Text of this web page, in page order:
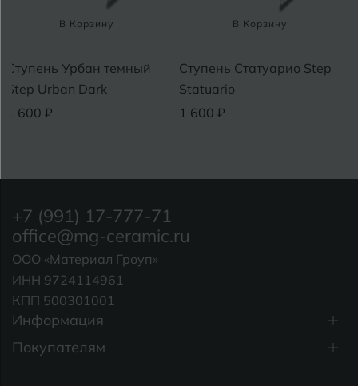
В Корзину
Ступень Урбан темный
Step Urban Dark
1 600 ₽
В Корзину
Ступень Статуарио Step
Statuario
1 600 ₽
Информация
Покупателям
+7 (991) 17-777-71
office@mg-ceramic.ru
ООО «Материал Гроуп»
ИНН 9724114961
КПП 500301001